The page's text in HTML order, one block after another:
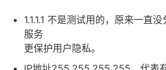
1.1.1.1 不是测试用的，原来一直
服务
更保护用户隐私。